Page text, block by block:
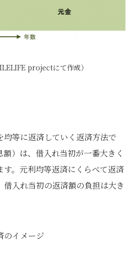
projectにて作成）
等に返済していく返済方法で
）は、借入れ当初が一番大きく
す。元利均等返済にくらべて返済
入れ当初の返済額の負担は大き
のイメージ